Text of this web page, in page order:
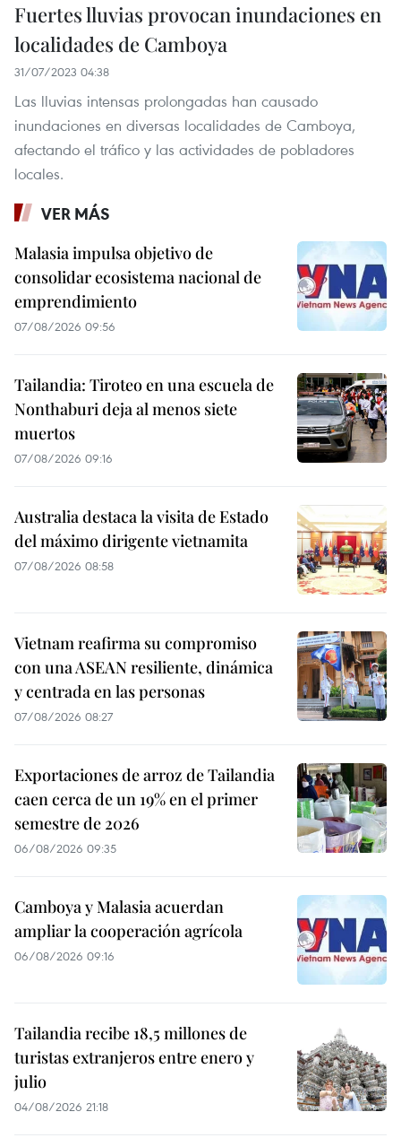
Fuertes lluvias provocan inundaciones en
localidades de Camboya
31/07/2023 04:38
Las lluvias intensas prolongadas han causado
inundaciones en diversas localidades de Camboya,
afectando el tráfico y las actividades de pobladores
locales.
VER MÁS
Malasia impulsa objetivo de
consolidar ecosistema nacional de
emprendimiento
07/08/2026 09:56
Tailandia: Tiroteo en una escuela de
Nonthaburi deja al menos siete
muertos
07/08/2026 09:16
Australia destaca la visita de Estado
del máximo dirigente vietnamita
07/08/2026 08:58
Vietnam reafirma su compromiso
con una ASEAN resiliente, dinámica
y centrada en las personas
07/08/2026 08:27
Exportaciones de arroz de Tailandia
caen cerca de un 19% en el primer
semestre de 2026
06/08/2026 09:35
Camboya y Malasia acuerdan
ampliar la cooperación agrícola
06/08/2026 09:16
Tailandia recibe 18,5 millones de
turistas extranjeros entre enero y
julio
04/08/2026 21:18